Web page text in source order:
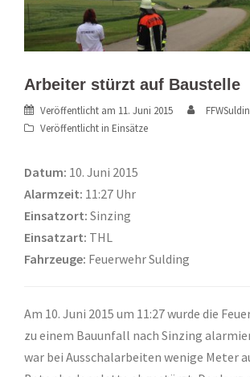
Arbeiter stürzt auf Baustelle
Veröffentlicht am 11. Juni 2015
Veröffentlicht in Einsätze
Datum: 10. Juni 2015
Alarmzeit: 11:27 Uhr
Einsatzort: Sinzing
Einsatzart: THL
Fahrzeuge: Feuerwehr Sulding
Am 10. Juni 2015 um 11:27 wurde die
zu einem Bauunfall nach Sinzing
war bei Ausschalarbeiten wenige Meter